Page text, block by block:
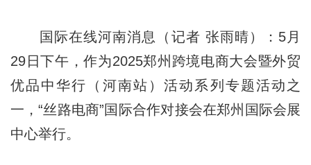
国际在线河南消息（记者 张雨晴）：5月
29日下午，作为2025郑州跨境电商大会暨外贸
优品中华行（河南站）活动系列专题活动之
一，“丝路电商”国际合作对接会在郑州国际会展
中心举行。